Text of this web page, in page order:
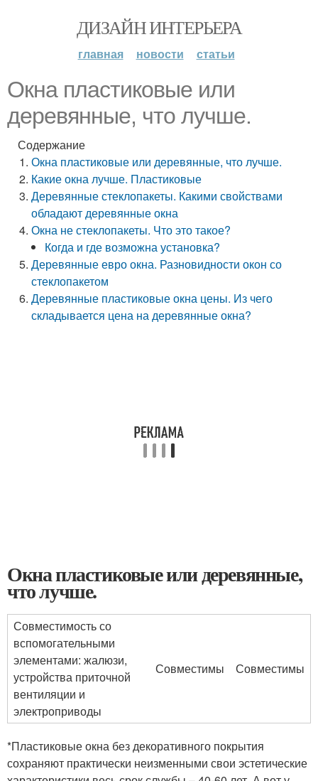
ДИЗАЙН ИНТЕРЬЕРА
главная новости статьи
Окна пластиковые или
деревянные, что лучше.
Содержание
Окна пластиковые или деревянные, что лучше.
Какие окна лучше. Пластиковые
Деревянные стеклопакеты. Какими свойствами
обладают деревянные окна
Окна не стеклопакеты. Что это такое?
Когда и где возможна установка?
Деревянные евро окна. Разновидности окон со
стеклопакетом
Деревянные пластиковые окна цены. Из чего
складывается цена на деревянные окна?
Окна пластиковые или деревянные,
что лучше.
Совместимость со
вспомогательными
элементами: жалюзи,
устройства приточной
вентиляции и
электроприводы
Совместимы Совместимы
*Пластиковые окна без декоративного покрытия
сохраняют практически неизменными свои эстетические